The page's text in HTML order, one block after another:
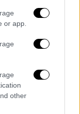
or app.
other
ΚΑΙ
των
ΣΧΟΛΕΙΑ»
ΑΝΑΡΤΗΣΗ
μέχρι το